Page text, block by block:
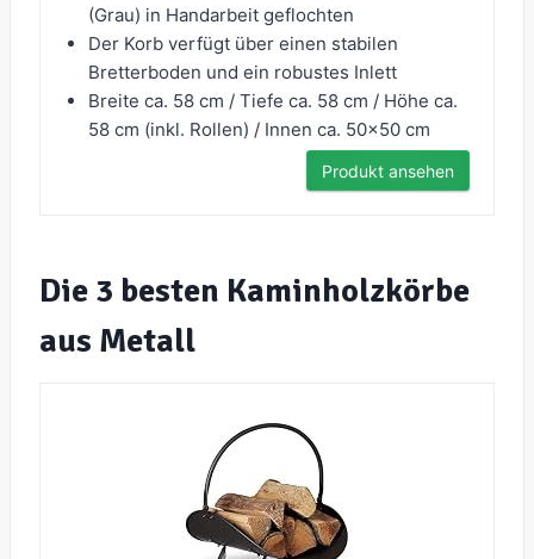
(Grau) in Handarbeit geflochten
Der Korb verfügt über einen stabilen
Bretterboden und ein robustes Inlett
Breite ca. 58 cm / Tiefe ca. 58 cm / Höhe ca.
58 cm (inkl. Rollen) / Innen ca. 50x50 cm
Produkt ansehen
Die 3 besten Kaminholzkörbe
aus Metall